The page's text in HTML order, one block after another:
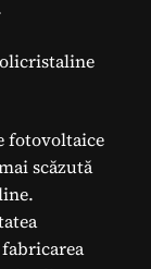
fotovoltaice
scăzută